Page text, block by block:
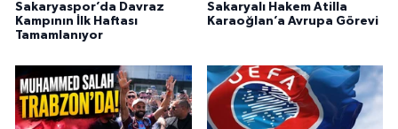
Sakaryaspor’da Davraz
Kampının İlk Haftası
Tamamlanıyor
Sakaryalı Hakem Atilla
Karaoğlan’a Avrupa Görevi